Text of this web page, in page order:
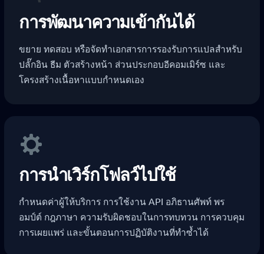
การพัฒนาความเข้ากันได้
ขยาย ทดสอบ หรือจัดทำเอกสารการรองรับการแปลสำหรับ
ปลั๊กอิน ธีม ตัวสร้างหน้า ส่วนประกอบอีคอมเมิร์ซ และ
โครงสร้างเนื้อหาแบบกำหนดเอง
การนำเวิร์กโฟลว์ไปใช้
กำหนดค่าผู้ให้บริการ การใช้งาน API อภิธานศัพท์ พร
อมป์ต์ กฎภาษา ความรับผิดชอบในการทบทวน การควบคุม
การเผยแพร่ และขั้นตอนการปฏิบัติงานที่ทำซ้ำได้